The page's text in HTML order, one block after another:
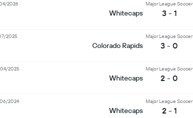
Whitecaps
Major League Soccer
3 - 1
2026
Colorado Rapids
Major League Soccer
3 - 0
2025
Whitecaps
Major League Soccer
2 - 0
2025
Whitecaps
Major League Soccer
2 - 1
2024